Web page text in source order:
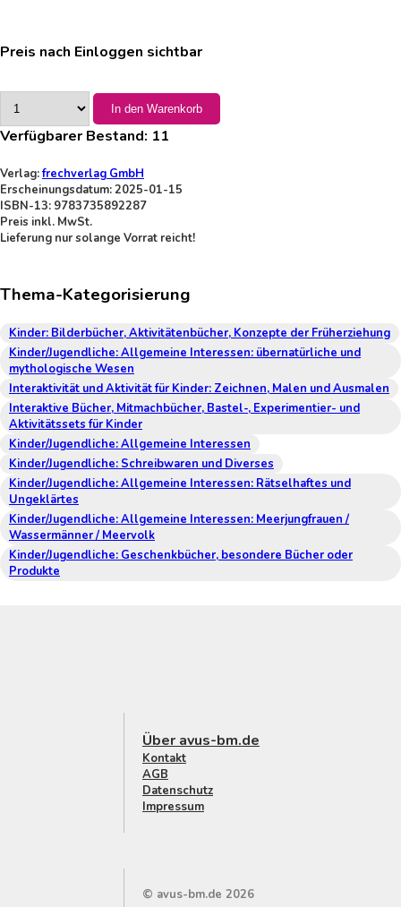
Preis nach Einloggen sichtbar
In den Warenkorb
Verfügbarer Bestand: 11
Verlag:frechverlag GmbH
Erscheinungsdatum: 2025-01-15
ISBN-13: 9783735892287
Preis inkl. MwSt.
Lieferung nur solange Vorrat reicht!
Thema-Kategorisierung
Kinder: Bilderbücher, Aktivitätenbücher, Konzepte der Früherziehung
Kinder/Jugendliche: Allgemeine Interessen: übernatürliche und
mythologische Wesen
Interaktivität und Aktivität für Kinder: Zeichnen, Malen und Ausmalen
Interaktive Bücher, Mitmachbücher, Bastel-, Experimentier- und
Aktivitätssets für Kinder
Kinder/Jugendliche: Allgemeine Interessen
Kinder/Jugendliche: Schreibwaren und Diverses
Kinder/Jugendliche: Allgemeine Interessen: Rätselhaftes und
Ungeklärtes
Kinder/Jugendliche: Allgemeine Interessen: Meerjungfrauen /
Wassermänner / Meervolk
Kinder/Jugendliche: Geschenkbücher, besondere Bücher oder
Produkte
Über avus-bm.de
Kontakt
AGB
Datenschutz
Impressum
© avus-bm.de 2026